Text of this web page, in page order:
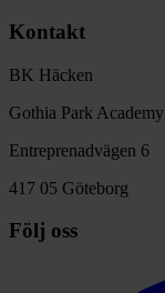
Kontakt
BK Häcken
Gothia Park Academy
Entreprenadvägen 6
417 05 Göteborg
Följ oss